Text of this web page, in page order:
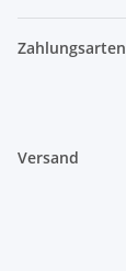
Zahlungsarten
Versand